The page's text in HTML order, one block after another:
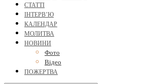
СТАТТІ
ІНТЕРВ’Ю
КАЛЕНДАР
МОЛИТВА
НОВИНИ
Фото
Відео
ПОЖЕРТВА